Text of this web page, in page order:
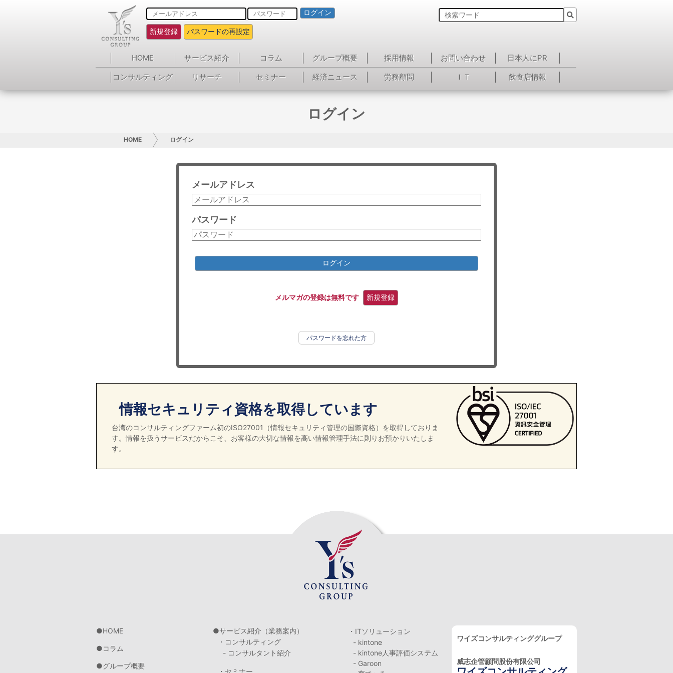
ログイン
新規登録 パスワードの再設定
HOME サービス紹介 コラム グループ概要 採用情報 お問い合わせ
日本人にPR
コンサルティング
リサーチ セミナー 経済ニュース 労務顧問 ＩＴ 飲食店情報
ログイン
HOME ログイン
メールアドレス
パスワード
ログイン
メルマガの登録は無料です 新規登録
パスワードを忘れた方
情報セキュリティ資格を取得しています
台湾のコンサルティングファーム初のISO27001（情報セキュリティ管理の国際資格）を取得しておりま
す。情報を扱うサービスだからこそ、お客様の大切な情報を高い情報管理手法に則りお預かりいたしま
す。
HOME
コラム
グループ概要
サービス紹介（業務案内）
・コンサルティング
- コンサルタント紹介
・セミナー
・ITソリューション
- kintone
- kintone人事評価システム
- Garoon
ワイズコンサルティンググループ
威志企管顧問股份有限公司